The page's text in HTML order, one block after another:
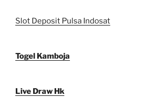
Slot Deposit Pulsa Indosat
Togel Kamboja
Live Draw Hk